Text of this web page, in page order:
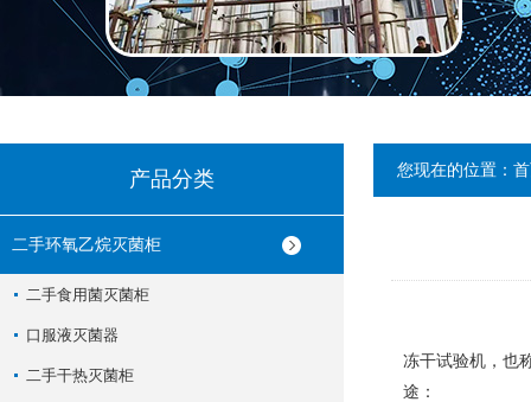
产品分类
二手环氧乙烷灭菌柜
二手食用菌灭菌柜
口服液灭菌器
二手干热灭菌柜
您现在的位置：
冻干试验机，也
途：